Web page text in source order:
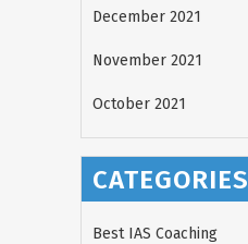
December 2021
November 2021
October 2021
CATEGORIES
Best IAS Coaching